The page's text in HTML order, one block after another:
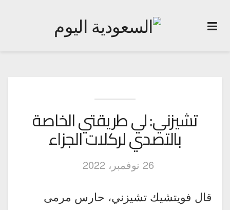
تشيزني: لي طريقتي الخاصة
بالتصدي لركلات الجزاء
26 نوفمبر، 2022
قال فويتشيك تشيزني، حارس مرمى